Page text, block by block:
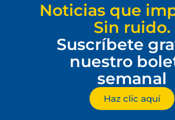
Noticias que
Sin ruido.
Suscríbete
nuestro
semanal
Haz clic aquí